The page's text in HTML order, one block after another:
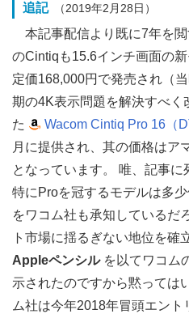
追記 （2019年2月28日）
本記事配信より既に7年を
のCintiqも15.6インチ画面の
定価168,000円で発売され（
期の4K表示問題を解決すべく
た
Wacom Cintiq Pro 16（
月に提供され、其の価格はア
となっています。 唯、記事に
特にProを冠するモデルは多
をワコム社も承知しているだ
ト市場に揺るぎない地位を確
Appleペンシルを以てワコム
示されたのですから黙っては
ム社は今年2018年冒頭エン